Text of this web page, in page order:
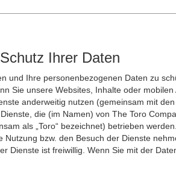
Ihrer Daten
und Ihre personenbezogenen Daten zu
Sie unsere Websites, Inhalte oder
anderweitig nutzen (gemeinsam mit
die (im Namen) von The Toro
als „Toro“ bezeichnet) betrieben werden.
bzw. den Besuch der Dienste
Dienste ist freiwillig. Wenn Sie mit der